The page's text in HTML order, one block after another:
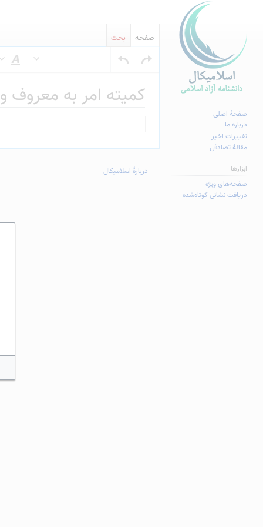
کمیته امر به معروف
ناوبری
جستجو
صفحه بحث
صفحهٔ اصلی
درباره ما
تغییرات اخیر
مقالهٔ تصادفی
ابزارها
صفحه‌های ویژه
دریافت نشانی کوتاه‌شده
دربارهٔ اسلامیکال